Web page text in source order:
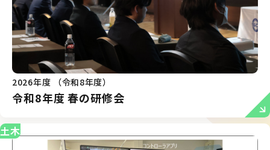
2026年度 （令和8年度）
令和8年度 春の研修会
土木